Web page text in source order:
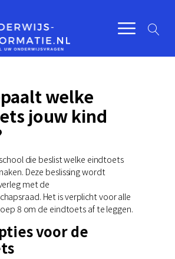
welke
jouw kind
die beslist welke eindtoets
Deze beslissing wordt
met de
Het is verplicht voor alle
8 om de eindtoets af te leggen.
voor de